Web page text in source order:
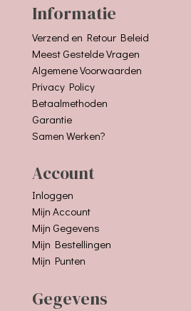
Informatie
Verzend en Retour Beleid
Meest Gestelde Vragen
Algemene Voorwaarden
Privacy Policy
Betaalmethoden
Garantie
Samen Werken?
Account
Inloggen
Mijn Account
Mijn Gegevens
Mijn Bestellingen
Mijn Punten
Gegevens